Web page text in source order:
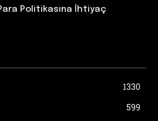
Politikasına İhtiyaç
1330
599